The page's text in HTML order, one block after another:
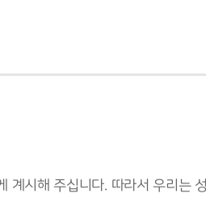
계시해 주십니다. 따라서 우리는